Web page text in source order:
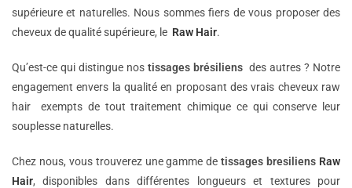
supérieure et naturelles. Nous sommes fiers de vous proposer des
cheveux de qualité supérieure, le Raw Hair.
Qu’est-ce qui distingue nos tissages brésiliens des autres ? Notre
engagement envers la qualité en proposant des vrais cheveux raw
hair exempts de tout traitement chimique ce qui conserve leur
souplesse naturelles.
Chez nous, vous trouverez une gamme detissages bresiliens Raw
Hair, disponibles dans différentes longueurs et textures pour